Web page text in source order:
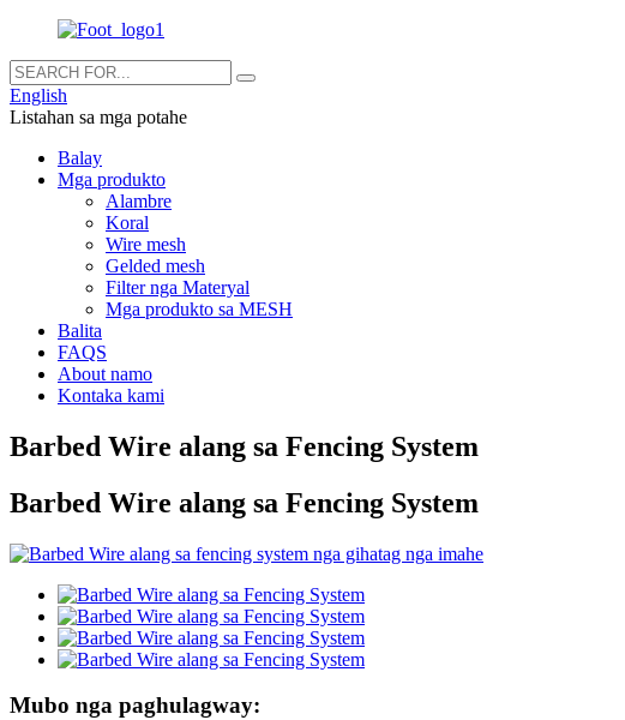
English
Listahan sa mga potahe
Balay
Mga produkto
Alambre
Koral
Wire mesh
Gelded mesh
Filter nga Materyal
Mga produkto sa MESH
Balita
FAQS
About namo
Kontaka kami
Barbed Wire alang sa Fencing System
Barbed Wire alang sa Fencing System
Mubo nga paghulagway: